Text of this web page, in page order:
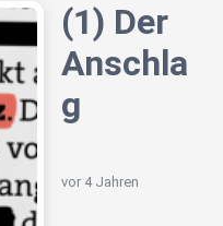
(1) Der
Anschla
g
vor 4 Jahren